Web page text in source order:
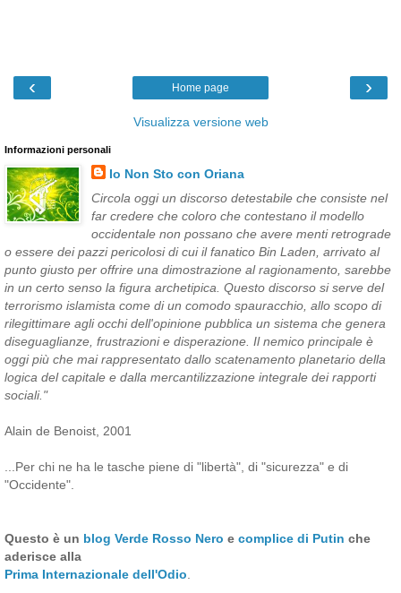
‹ ›
Home page
Visualizza versione web
Informazioni personali
Io Non Sto con Oriana
Circola oggi un discorso detestabile che consiste nel
far credere che coloro che contestano il modello
occidentale non possano che avere menti retrograde
o essere dei pazzi pericolosi di cui il fanatico Bin Laden, arrivato al
punto giusto per offrire una dimostrazione al ragionamento, sarebbe
in un certo senso la figura archetipica. Questo discorso si serve del
terrorismo islamista come di un comodo spauracchio, allo scopo di
rilegittimare agli occhi dell'opinione pubblica un sistema che genera
diseguaglianze, frustrazioni e disperazione. Il nemico principale è
oggi più che mai rappresentato dallo scatenamento planetario della
logica del capitale e dalla mercantilizzazione integrale dei rapporti
sociali."
Alain de Benoist, 2001
...Per chi ne ha le tasche piene di "libertà", di "sicurezza" e di
"Occidente".
Questo è un blog Verde Rosso Nero e complice di Putin che
aderisce alla
Prima Internazionale dell'Odio